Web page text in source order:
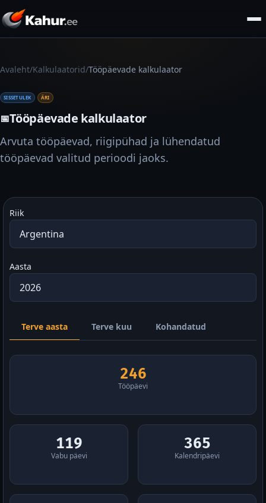
Avaleht/Kalkulaatorid/Tööpäevade kalkulaator
SISSETULEK ÄRI
📅Tööpäevade kalkulaator
Arvuta tööpäevad, riigipühad ja lühendatud
tööpäevad valitud perioodi jaoks.
Riik
Aasta
Terve aasta Terve kuu Kohandatud
246
Tööpäevi
119
Vabu päevi
365
Kalendripäevi